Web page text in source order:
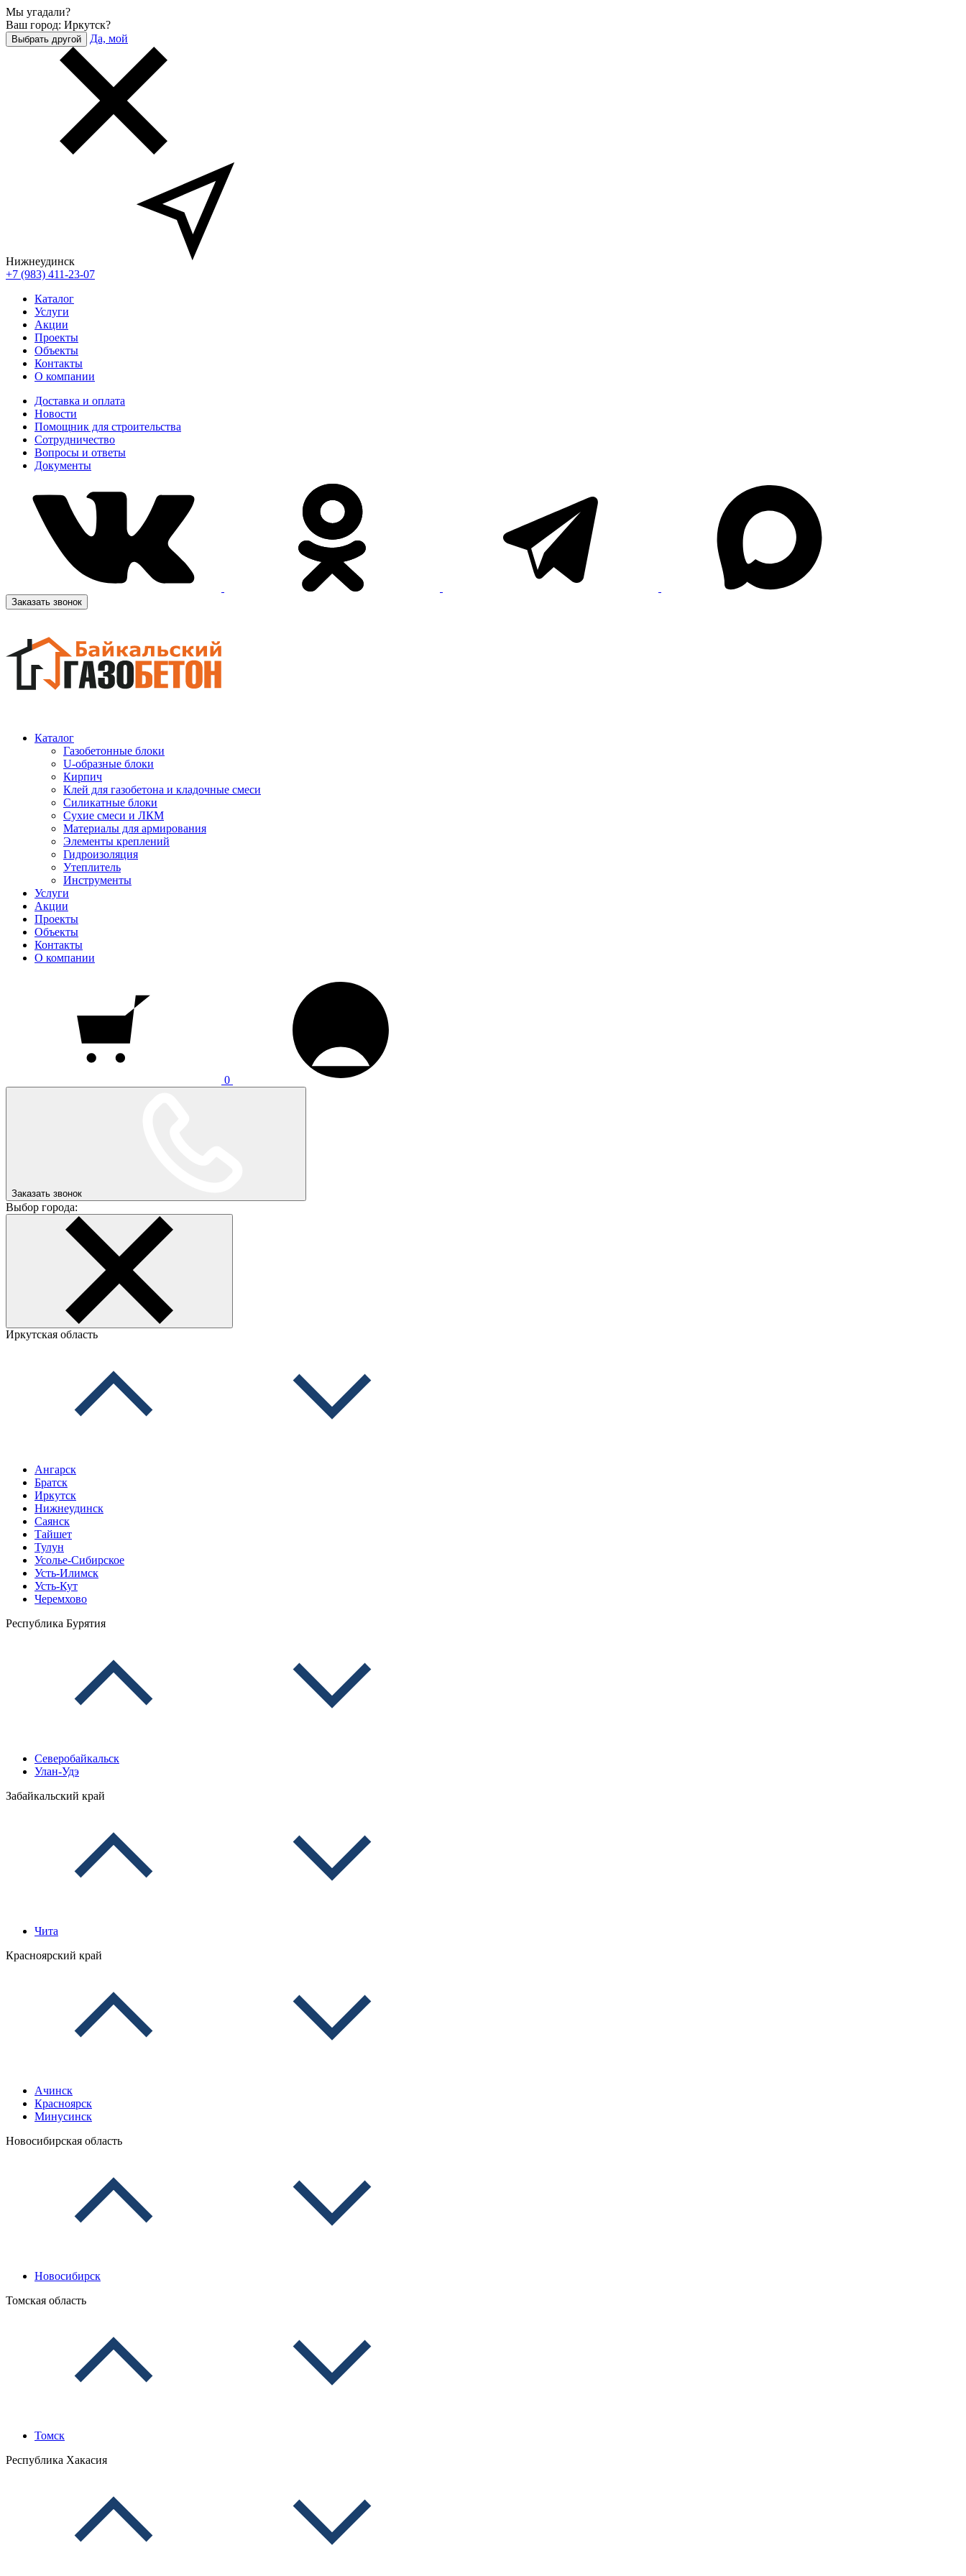
Мы угадали?
Ваш город: Иркутск?
Выбрать другой Да, мой
Нижнеудинск
+7 (983) 411-23-07
Каталог
Услуги
Акции
Проекты
Объекты
Контакты
О компании
Доставка и оплата
Новости
Помощник для строительства
Сотрудничество
Вопросы и ответы
Документы
Заказать звонок
Каталог
Газобетонные блоки
U-образные блоки
Кирпич
Клей для газобетона и кладочные смеси
Силикатные блоки
Сухие смеси и ЛКМ
Материалы для армирования
Элементы креплений
Гидроизоляция
Утеплитель
Инструменты
Услуги
Акции
Проекты
Объекты
Контакты
О компании
0
Заказать звонок
Выбор города:
Иркутская область
Ангарск
Братск
Иркутск
Нижнеудинск
Саянск
Тайшет
Тулун
Усолье-Сибирское
Усть-Илимск
Усть-Кут
Черемхово
Республика Бурятия
Северобайкальск
Улан-Удэ
Забайкальский край
Чита
Красноярский край
Ачинск
Красноярск
Минусинск
Новосибирская область
Новосибирск
Томская область
Томск
Республика Хакасия